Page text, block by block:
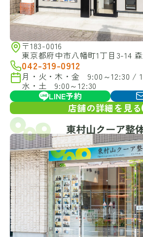
〒183-0016
東京都府中市八幡町1丁目3-14
042-319-0912
月・火・木・金 9:00～12:30 /
水・土 9:00～12:30
LINE予約
店舗の詳細を見る
東村山クーア整